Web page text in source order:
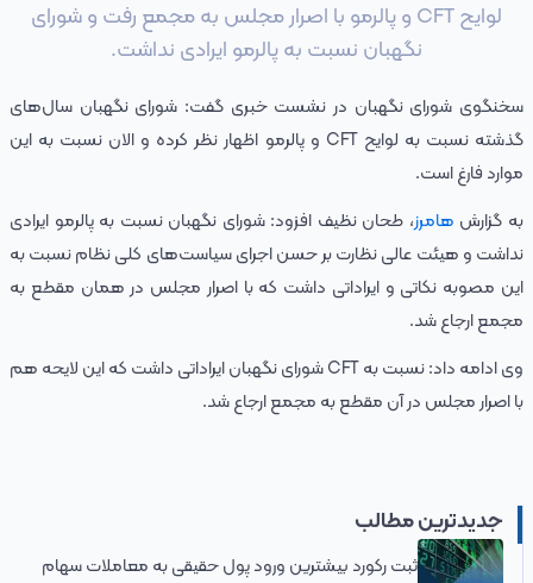
لوایح CFT و پالرمو با اصرار مجلس به مجمع رفت و شورای
نگهبان نسبت به پالرمو ایرادی نداشت.
سخنگوی شورای نگهبان در نشست خبری گفت: شورای نگهبان سال‌های
گذشته نسبت به لوایح CFT و پالرمو اظهار نظر کرده و الان نسبت به این
موارد فارغ است.
به گزارش هامرز،‌ طحان نظیف افزود:‌ شورای نگهبان نسبت به پالرمو ایرادی
نداشت و هیئت عالی نظارت بر حسن اجرای سیاست‌های کلی نظام نسبت به
این مصوبه نکاتی و ایراداتی داشت که با اصرار مجلس در همان مقطع به
مجمع ارجاع شد.
وی ادامه داد:‌ نسبت به CFT شورای نگهبان ایراداتی داشت که این لایحه هم
با اصرار مجلس در آن مقطع به مجمع ارجاع شد.
جدیدترین مطالب
ثبت رکورد بیشترین ورود پول حقیقی به معاملات سهام